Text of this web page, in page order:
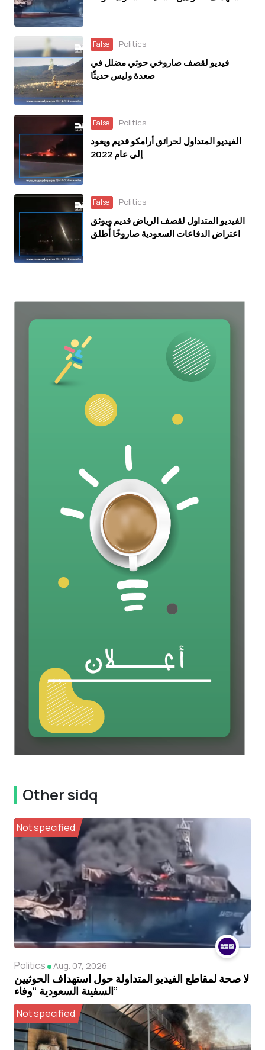
False Politics
فيديو لقصف صاروخي حوثي مضلل في
صعدة وليس حديثًا
False Politics
الفيديو المتداول لحرائق أرامكو قديم ويعود
إلى عام 2022
False Politics
الفيديو المتداول لقصف الرياض قديم ويوثق
اعتراض الدفاعات السعودية صاروخًا أُطلق
Other sidq
Not specified
Politics Aug. 07, 2026
لا صحة لمقاطع الفيديو المتداولة حول استهداف الحوثيين
السفينة السعودية “وفاء”
Not specified